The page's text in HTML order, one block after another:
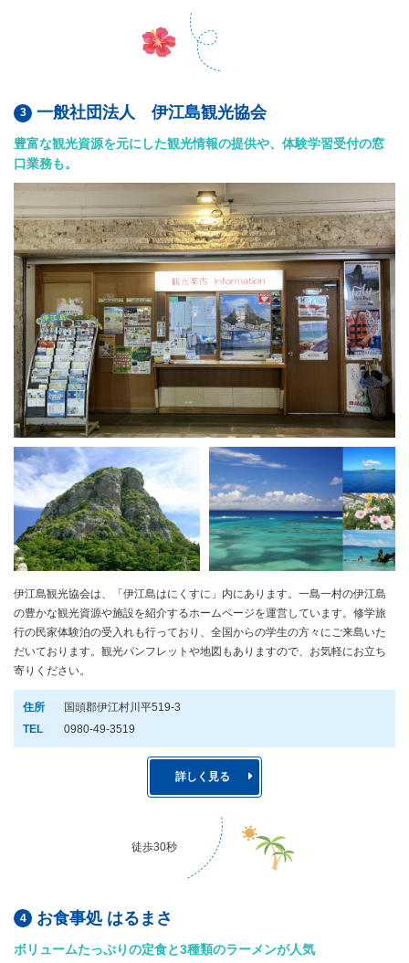
一般社団法人 伊江島観光協会
豊富な観光資源を元にした観光情報の提供や、体験学習受付の窓
口業務も。
伊江島観光協会は、「伊江島はにくすに」内にあります。一島一村の伊江島
の豊かな観光資源や施設を紹介するホームページを運営しています。修学旅
行の民家体験泊の受入れも行っており、全国からの学生の方々にご来島いた
だいております。観光パンフレットや地図もありますので、お気軽にお立ち
寄りください。
住所
国頭郡伊江村川平519-3
TEL
0980-49-3519
詳しく見る
徒歩30秒
お食事処 はるまさ
ボリュームたっぷりの定食と3種類のラーメンが人気